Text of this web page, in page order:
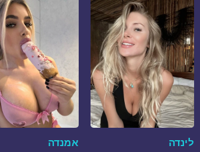
אמנדה לינדה